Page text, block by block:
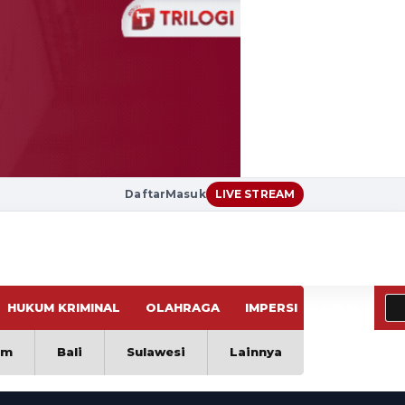
DaftarMasuk LIVE STREAM
HUKUM KRIMINAL OLAHRAGA IMPERSI
Bali Sulawesi Lainnya